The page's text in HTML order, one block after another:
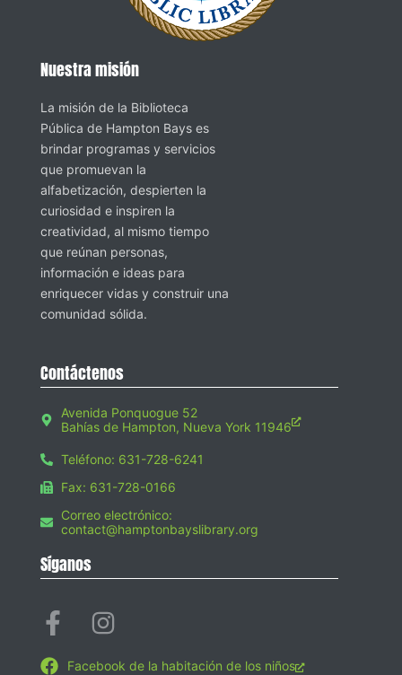
Nuestra misión
La misión de la Biblioteca
Pública de Hampton Bays es
brindar programas y servicios
que promuevan la
alfabetización, despierten la
curiosidad e inspiren la
creatividad, al mismo tiempo
que reúnan personas,
información e ideas para
enriquecer vidas y construir una
comunidad sólida.
Contáctenos
Avenida Ponquogue 52
Bahías de Hampton, Nueva York 11946
Teléfono: 631-728-6241
Fax: 631-728-0166
Correo electrónico:
contact@hamptonbayslibrary.org
Síganos
Facebook de la habitación de los niños